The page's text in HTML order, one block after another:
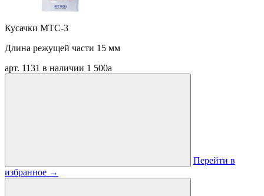
Кусачки MTC-3
Длина режущей части 15 мм
арт. 1131 в наличии 1 500a
Перейти в
избранное →